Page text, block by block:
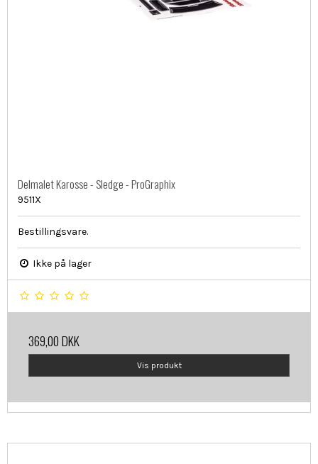
Delmalet Karosse - Sledge - ProGraphix
9511X
Bestillingsvare.
Ikke på lager
369,00 DKK
Vis produkt